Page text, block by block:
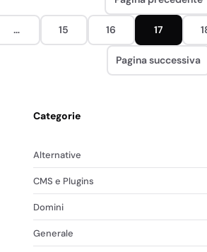
… 15 16 17
Pagina successiva
Categorie
Alternative
CMS e Plugins
Domini
Generale